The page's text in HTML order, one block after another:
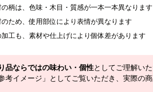
の柄は、色味・木目・質感が一本一本異なります
のため、使用部位により表情が異なります
工も、素材や仕上げにより個体差があります
品ならではの味わい・個性としてご理解い
考イメージ」としてご覧いただき、実際の